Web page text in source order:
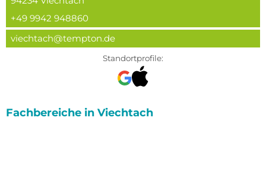
+49 9942 948860
viechtach@tempton.de
Standortprofile:
Fachbereiche in Viechtach